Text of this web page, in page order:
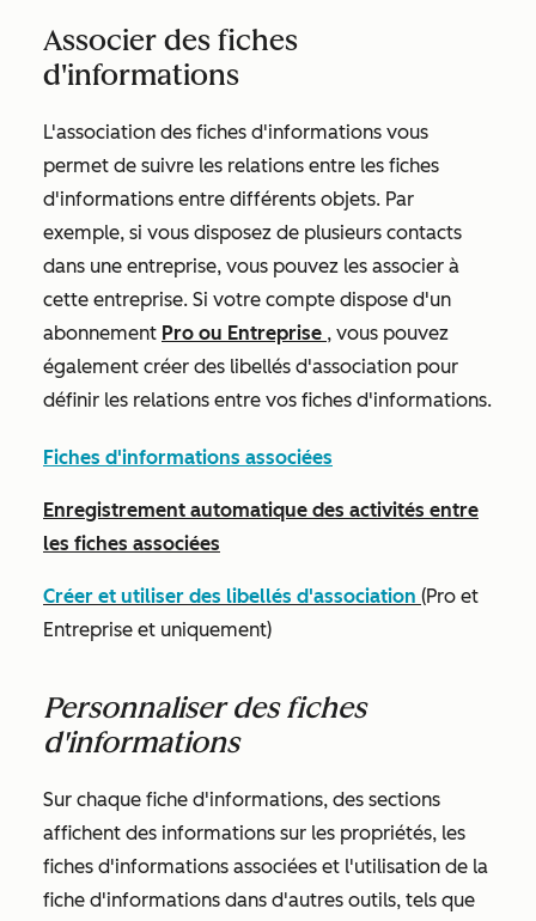
Associer des fiches
d'informations
L'association des fiches d'informations vous
permet de suivre les relations entre les fiches
d'informations entre différents objets. Par
exemple, si vous disposez de plusieurs contacts
dans une entreprise, vous pouvez les associer à
cette entreprise. Si votre compte dispose d'un
abonnement Pro ou Entreprise , vous pouvez
également créer des libellés d'association pour
définir les relations entre vos fiches d'informations.
Fiches d'informations associées
Enregistrement automatique des activités entre
les fiches associées
Créer et utiliser des libellés d'association (Pro et
Entreprise et uniquement)
Personnaliser des fiches
d'informations
Sur chaque fiche d'informations, des sections
affichent des informations sur les propriétés, les
fiches d'informations associées et l'utilisation de la
fiche d'informations dans d'autres outils, tels que